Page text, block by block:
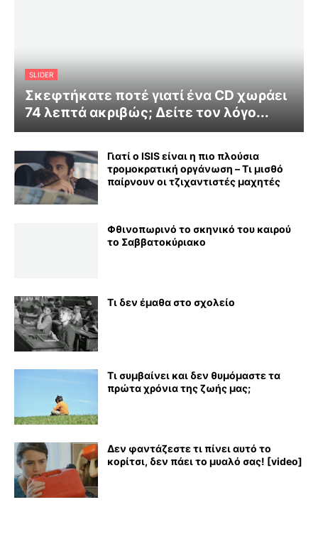
SLIDER
Σκεφτήκατε ποτέ γιατί ένα CD χωράει
74 λεπτά ακριβώς; Δείτε τον λόγο...
Γιατί ο ISIS είναι η πιο πλούσια
τρομοκρατική οργάνωση – Τι μισθό
παίρνουν οι τζιχαντιστές μαχητές
Φθινοπωρινό το σκηνικό του καιρού
το Σαββατοκύριακο
Τι δεν έμαθα στο σχολείο
Τι συμβαίνει και δεν θυμόμαστε τα
πρώτα χρόνια της ζωής μας;
Δεν φαντάζεστε τι πίνει αυτό το
κορίτσι, δεν πάει το μυαλό σας! [video]